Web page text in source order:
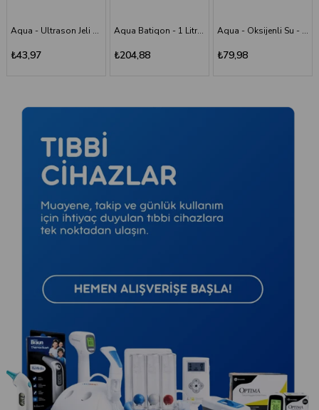
Aqua Batiqon - 1 Litre Batikon - Povidon İyot Çözelti %10
₺204,88
Aqua - Oksijenli Su - 1 lt
₺79,98
Aqua - Scrub (Poviodine) - %7,5 - 1 Litre
₺194,11